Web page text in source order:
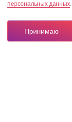
персональных данных.
Принимаю